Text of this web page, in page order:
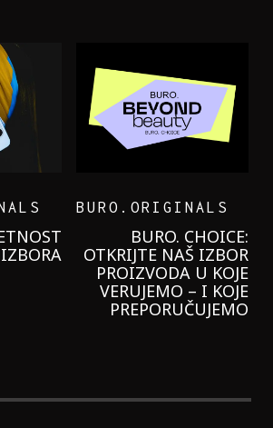
GARNIER KREMU I
NIKADA NIŠTA
LAGANIJE NISAM
KORISTILA